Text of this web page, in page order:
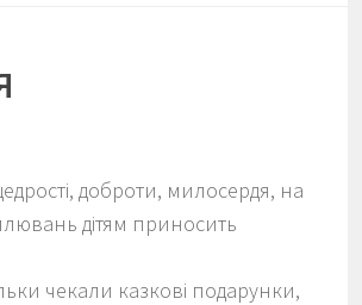
доброти, милосердя, на
дітям приносить
чекали казкові подарунки,